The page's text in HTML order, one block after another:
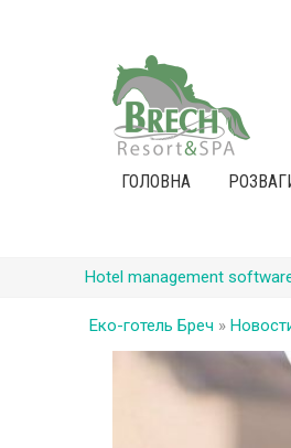
ГОЛОВНА
Hotel management
Еко-готель Бреч »